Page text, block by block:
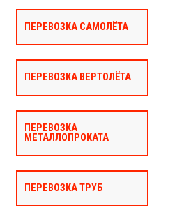
ПЕРЕВОЗКА САМОЛЁТА
ПЕРЕВОЗКА ВЕРТОЛЁТА
ПЕРЕВОЗКА
МЕТАЛЛОПРОКАТА
ПЕРЕВОЗКА ТРУБ